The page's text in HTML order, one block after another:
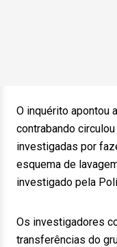
O inquérito apontou
contrabando
investigadas por
esquema de
investigado pela
Os investigadores
transferências do